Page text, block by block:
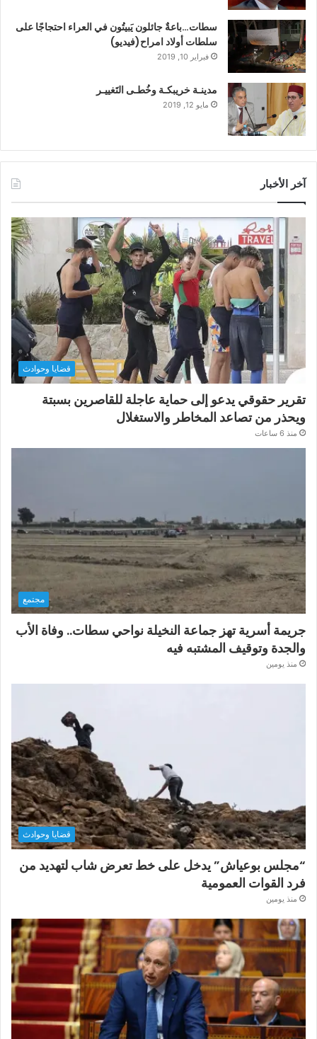
سطات…باعةٌ جائلون يَبيتُون في العراء احتجاجًا على
سلطات أولاد امراح(فيديو)
فبراير 10, 2019
مدينـة خريبكـة وخُطـى التَغييـر
مايو 12, 2019
آخر الأخبار
قضايا وحوادث
تقرير حقوقي يدعو إلى حماية عاجلة للقاصرين بسبتة
ويحذر من تصاعد المخاطر والاستغلال
منذ 6 ساعات
مجتمع
جريمة أسرية تهز جماعة النخيلة نواحي سطات.. وفاة الأب
والجدة وتوقيف المشتبه فيه
منذ يومين
قضايا وحوادث
“مجلس بوعياش” يدخل على خط تعرض شاب لتهديد من
فرد القوات العمومية
منذ يومين